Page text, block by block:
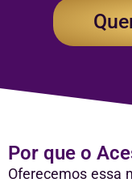
Por que o
Oferecemos essa